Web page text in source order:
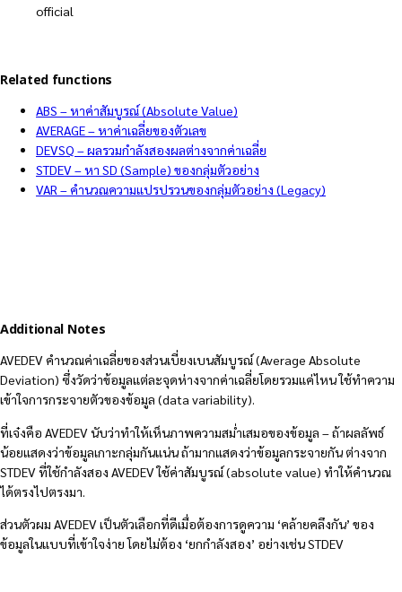
official
Related functions
ABS – หาค่าสัมบูรณ์ (Absolute Value)
AVERAGE – หาค่าเฉลี่ยของตัวเลข
DEVSQ – ผลรวมกำลังสองผลต่างจากค่าเฉลี่ย
STDEV – หา SD (Sample) ของกลุ่มตัวอย่าง
VAR – คำนวณความแปรปรวนของกลุ่มตัวอย่าง (Legacy)
Additional Notes
AVEDEV คำนวณค่าเฉลี่ยของส่วนเบี่ยงเบนสัมบูรณ์ (Average Absolute
Deviation) ซึ่งวัดว่าข้อมูลแต่ละจุดห่างจากค่าเฉลี่ยโดยรวมแค่ไหน ใช้ทำความ
เข้าใจการกระจายตัวของข้อมูล (data variability).
ที่เจ๋งคือ AVEDEV นับว่าทำให้เห็นภาพความสม่ำเสมอของข้อมูล – ถ้าผลลัพธ์
น้อยแสดงว่าข้อมูลเกาะกลุ่มกันแน่น ถ้ามากแสดงว่าข้อมูลกระจายกัน ต่างจาก
STDEV ที่ใช้กำลังสอง AVEDEV ใช้ค่าสัมบูรณ์ (absolute value) ทำให้คำนวณ
ได้ตรงไปตรงมา.
ส่วนตัวผม AVEDEV เป็นตัวเลือกที่ดีเมื่อต้องการดูความ ‘คล้ายคลึงกัน’ ของ
ข้อมูลในแบบที่เข้าใจง่าย โดยไม่ต้อง ‘ยกกำลังสอง’ อย่างเช่น STDEV